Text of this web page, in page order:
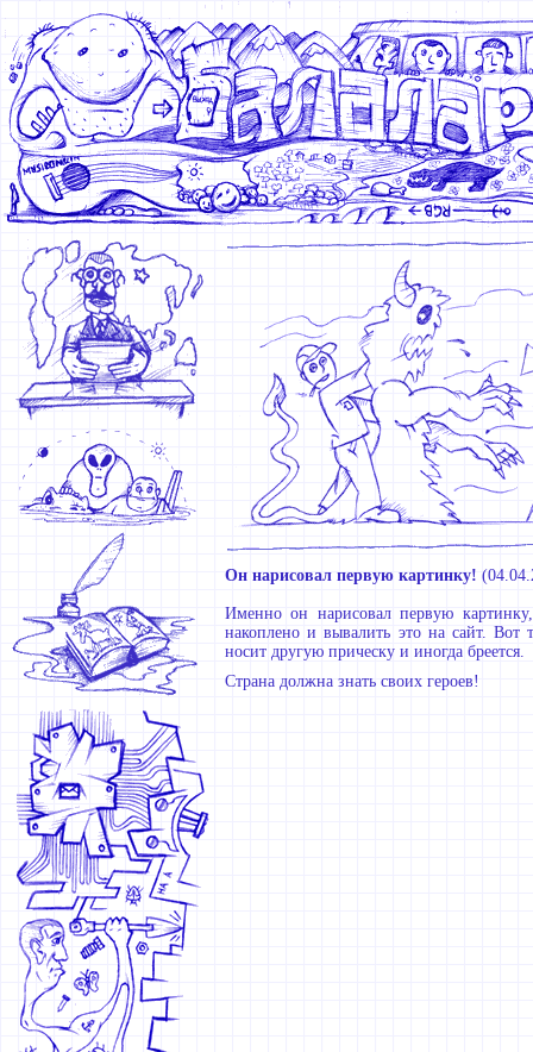
Он нарисовал первую картинку! (
Именно он нарисовал первую
накоплено и вывалить это на сайт. Вот
носит другую прическу и иногда бреется.
Страна должна знать своих героев!